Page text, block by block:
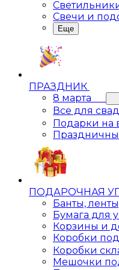
Свечи и
Еще
ПРАЗДНИК
8 марта
Все для
Подарки на
ПОДАРОЧНАЯ
Банты,
Бумага для
Корзины и
Коробки
Коробки
Мешочки